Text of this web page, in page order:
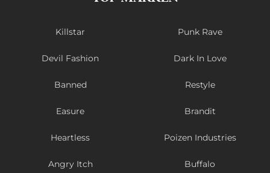
Killstar Punk Rave
Devil Fashion Dark In Love
Banned Restyle
Easure Brandit
Heartless Poizen Industries
Angry Itch Buffalo